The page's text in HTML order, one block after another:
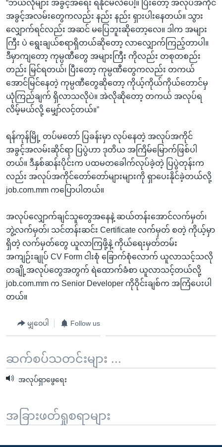
“ဘယ်လိုများ အခွင့်အရေး ရနိုင်မလဲပေါ့။ ပြီးတော့ အလုပ်အကိုင်
အခွင့်အလမ်းတွေကလည်း နည်း နည်း ရှားပါးနေတယ်။ သွား
လျှောက်ရင်လည်း အဆင် မပြေဘူးဆိုတော့လေ။ ဒါက အများ
ကြီး ပဲ ရွေးချယ်စရာရှိတယ်ဆိုတော့ လာလျှောက်ကြည့်တာပါ။
ဒီမှာကျတော့ ကုမ္ပဏီတွေ အများကြီး ကိုလည်း တစုတစည်း
တည်း မြင်ရတယ်၊ ပြီးတော့ ကုမ္ပဏီတွေကလည်း တကယ်
အောင်မြင်နေတဲ့ ကုမ္ပဏီတွေဆိုတော့ ကိုယ့်ကိုယ်ကိုယ်တောင်မှ
ယုံကြည်ချက် ရှိလာသလိုပဲ။ အဲလိုဆိုတော့ တကယ် အလုပ်ရ
လိမ့်မယ်လို့ မျှော်လင့်တယ်။”
ရန်ကုန်မြို့ တပ်မတော် ပြခန်းမှာ လုပ်နေတဲ့ အလုပ်အကိုင်
အခွင့်အလမ်းဆိုင်ရာ ပြပွဲဟာ ဒုတိယ အကြိမ်မြောက်ဖြစ်ပါ
တယ်။ ဒီနှစ်ဆန်းပိုင်းက ပထမတခေါက်လုပ်ခဲ့တဲ့ ပြပွဲတုန်းက
လည်း အလုပ်အကိုင်တော်တော်များများကို ရှာပေးနိုင်ခဲ့တယ်လို့
job.com.mm ကပြောပါတယ်။
အလုပ်လျှောက်ချင်သူတွေအနေနဲ့ ဆယ်တန်းအောင်လက်မှတ်၊
ဘွဲ့လက်မှတ်၊ သင်တန်းဆင်း Certificate လက်မှတ် စတဲ့ ကိုယ့်မှာ
ရှိတဲ့ လက်မှတ်တွေ ယူလာကြဖို့နဲ့ ကိုယ်ရေးမှတ်တမ်း
အကျဉ်းချုပ် CV Form ငါးစုံ ခြောက်စုံလောက် ယူလာသင့်သလို
တချို့အလုပ်တွေအတွက် ရဲထောက်ခံစာ ယူလာသင့်တယ်လို့
job.com.mm က Senior Developer ကိုဝိုင်းချစ်က အကြံပေးပါ
တယ်။
မျှဝေပါ Follow us
ဆက်စပ်သတင်းများ ...
အလုပ်ရှာဖွေရေး
အခြားဖတ်ရှုစရာများ